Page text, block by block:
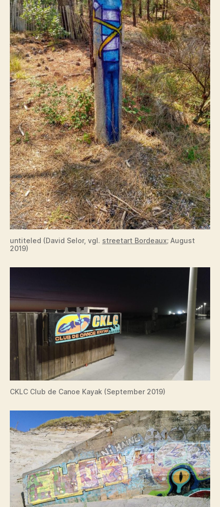
untiteled (David Selor, vgl. streetart Bordeaux; August
2019)
CKLC Club de Canoe Kayak (September 2019)